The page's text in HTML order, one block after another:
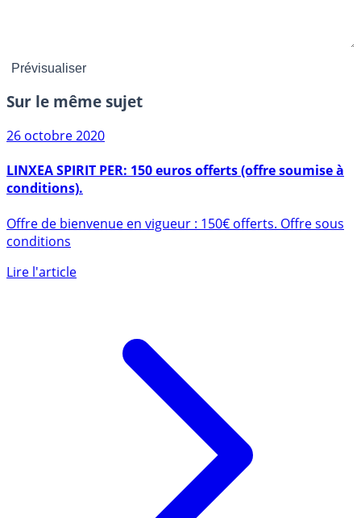
Sur le même sujet
LINXEA SPIRIT PER: 150 euros offerts (offre soumise à
Offre de bienvenue en vigueur : 150€ offerts. Offre sous
conditions